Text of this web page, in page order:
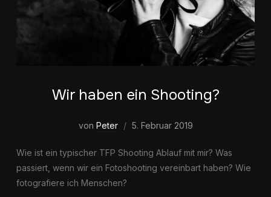
Wir haben ein Shooting?
von Peter 5. Februar 2019
Wie ist ein typischer TFP Shooting Ablauf mit mir? Was
passiert, wenn wir ein Fotoshooting vereinbart haben? Wie
fotografiere ich Menschen?